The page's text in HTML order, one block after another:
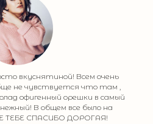
вкуснятиной! Всем очень
не чувствуется что там ,
офигенный орешки в самый
В общем все было на
ТЕБЕ СПАСИБО ДОРОГАЯ!